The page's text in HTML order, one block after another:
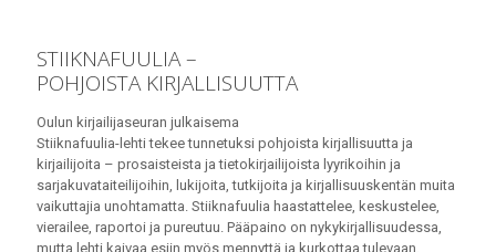
STIIKNAFUULIA –
POHJOISTA KIRJALLISUUTTA
Oulun kirjailijaseuran julkaisema
Stiiknafuulia-lehti tekee tunnetuksi pohjoista kirjallisuutta ja
kirjailijoita – prosaisteista ja tietokirjailijoista lyyrikoihin ja
sarjakuvataiteilijoihin, lukijoita, tutkijoita ja kirjallisuuskentän muita
vaikuttajia unohtamatta. Stiiknafuulia haastattelee, keskustelee,
vierailee, raportoi ja pureutuu. Pääpaino on nykykirjallisuudessa,
mutta lehti kaivaa esiin myös mennyttä ja kurkottaa tulevaan.